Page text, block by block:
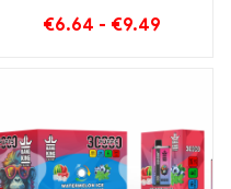
Meloun 30000
€6.64 - €9.49